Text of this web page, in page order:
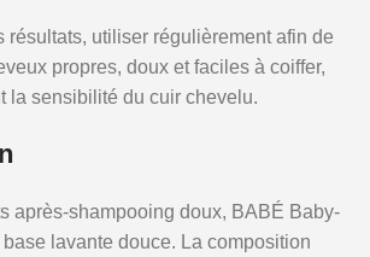
résultats, utiliser régulièrement afin de
propres, doux et faciles à coiffer,
la sensibilité du cuir chevelu.
après-shampooing doux, BABÉ Baby-
lavante douce. La composition